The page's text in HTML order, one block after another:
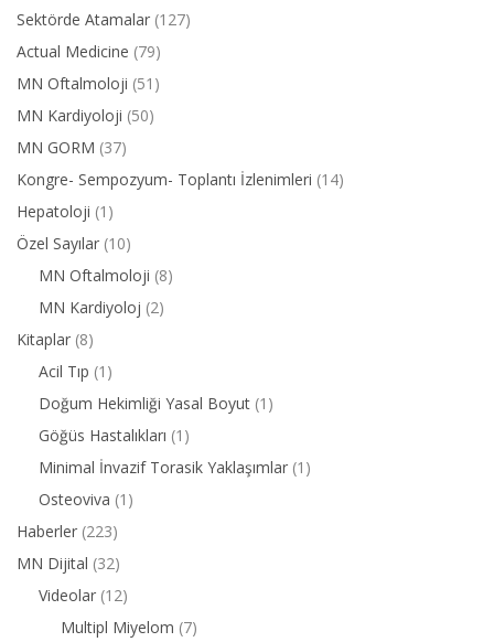
Sektörde Atamalar (127)
Actual Medicine (79)
MN Oftalmoloji (51)
MN Kardiyoloji (50)
MN GORM (37)
Kongre- Sempozyum- Toplantı İzlenimleri (14)
Hepatoloji (1)
Özel Sayılar (10)
MN Oftalmoloji (8)
MN Kardiyoloj (2)
Kitaplar (8)
Acil Tıp (1)
Doğum Hekimliği Yasal Boyut (1)
Göğüs Hastalıkları (1)
Minimal İnvazif Torasik Yaklaşımlar (1)
Osteoviva (1)
Haberler (223)
MN Dijital (32)
Videolar (12)
Multipl Miyelom (7)